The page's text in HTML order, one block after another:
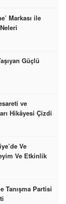
Markası ile
Sunuyor
Güçlü
ve
Hikâyesi Çizdi
Ve
Ve Etkinlik
Tanışma Partisi